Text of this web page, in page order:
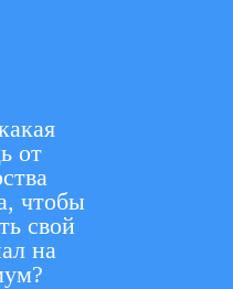
от
чтобы
свой
на